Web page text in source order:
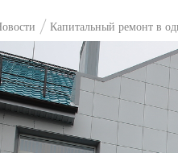
Капитальный ремонт в